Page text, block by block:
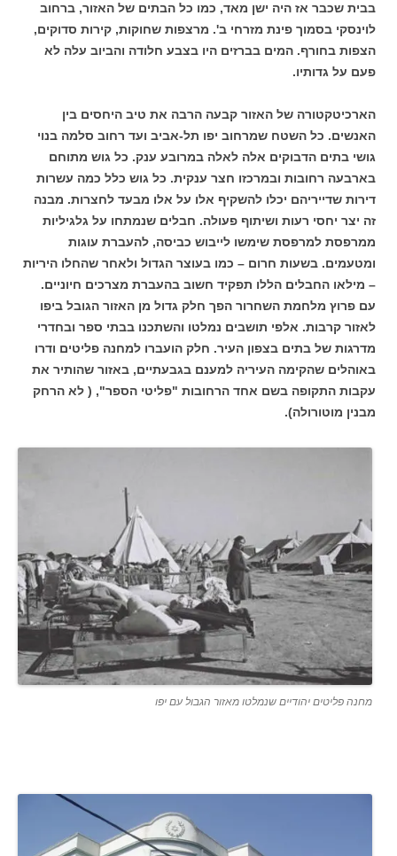
בבית שכבר אז היה ישן מאד, כמו כל הבתים של האזור, ברחוב
לוינסקי בסמוך פינת מזרחי ב'. מרצפות שחוקות, קירות סדוקים,
הצפות בחורף. המים בברזים היו בצבע חלודה והביוב עלה לא
פעם על גדותיו.
הארכיטקטורה של האזור קבעה הרבה את טיב היחסים בין
האנשים. כל השטח שמרחוב יפו תל-אביב ועד רחוב סלמה בנוי
גושי בתים הדבוקים אלה לאלה במרובע ענק. כל גוש מתוחם
בארבעה רחובות ובמרכזו חצר ענקית. כל גוש כלל כמה עשרות
דירות שדייריהם יכלו להשקיף אלו על אלו מבעד לחצרות. מבנה
זה יצר יחסי רעות ושיתוף פעולה. חבלים שנמתחו על גלגיליות
ממרפסת למרפסת שימשו לייבוש כביסה, להעברת עוגות
ומטעמים. בשעות חרום – כמו בעוצר הגדול ולאחר שהחלו היריות
– מילאו החבלים הללו תפקיד חשוב בהעברת מצרכים חיוניים.
עם פרוץ מלחמת השחרור הפך חלק גדול מן האזור הגובל ביפו
לאזור קרבות. אלפי תושבים נמלטו והשתכנו בבתי ספר ובחדרי
מדרגות של בתים בצפון העיר. חלק הועברו למחנה פליטים ודרו
באוהלים שהקימה העיריה למענם בגבעתיים, באזור שהותיר את
עקבות התקופה בשם אחד הרחובות "פליטי הספר", ( לא הרחק
מבנין מוטורולה).
מחנה פליטים יהודיים שנמלטו מאזור הגבול עם יפו